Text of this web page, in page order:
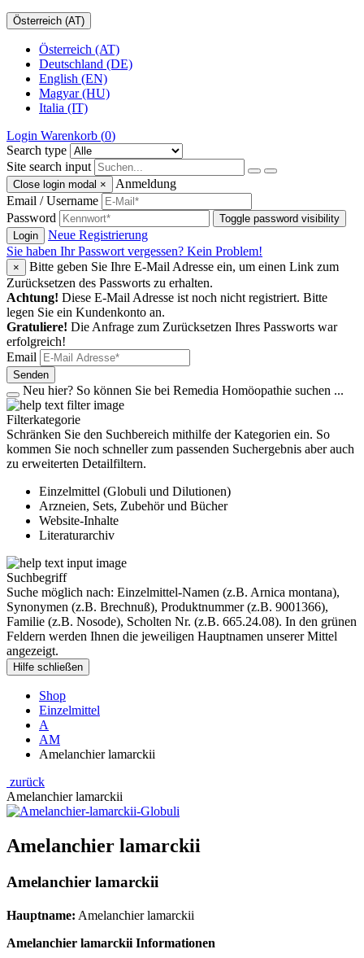
Österreich (AT)
Österreich (AT)
Deutschland (DE)
English (EN)
Magyar (HU)
Italia (IT)
Login Warenkorb (0)
Search type
Site search input
Close login modal ×
Anmeldung
Email / Username
Password
Toggle password visibility
Login
Neue Registrierung
Sie haben Ihr Passwort vergessen? Kein Problem!
×
Bitte geben Sie Ihre E-Mail Adresse ein, um einen Link zum
Zurücksetzen des Passworts zu erhalten.
Achtung! Diese E-Mail Adresse ist noch nicht registriert. Bitte
legen Sie ein Kundenkonto an.
Gratuliere! Die Anfrage zum Zurücksetzen Ihres Passworts war
erfolgreich!
Email
Senden
Neu hier? So können Sie bei Remedia Homöopathie suchen ...
Filterkategorie
Schränken Sie den Suchbereich mithilfe der Kategorien ein. So
kommen Sie noch schneller zum passenden Suchergebnis aber auch
zu erweiterten Detailfiltern.
Einzelmittel (Globuli und Dilutionen)
Arzneien, Sets, Zubehör und Bücher
Website-Inhalte
Literaturarchiv
Suchbegriff
Suche möglich nach: Einzelmittel-Namen (z.B. Arnica montana),
Synonymen (z.B. Brechnuß), Produktnummer (z.B. 9001366),
Familie (z.B. Nosode), Scholten Nr. (z.B. 665.24.08). In den grünen
Feldern werden Ihnen die jeweiligen Hauptnamen unserer Mittel
angezeigt.
Hilfe schließen
Shop
Einzelmittel
A
AM
Amelanchier lamarckii
zurück
Amelanchier lamarckii
Amelanchier lamarckii
Amelanchier lamarckii
Hauptname: Amelanchier lamarckii
Amelanchier lamarckii Informationen